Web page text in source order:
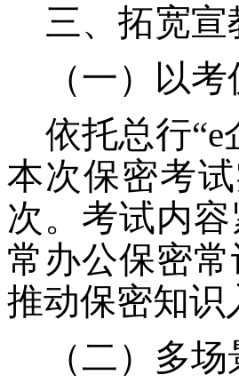
三、拓宽
（一）以
依托总行
本次保密考
次。考试内
常办公保密
推动保密知识
（二）多